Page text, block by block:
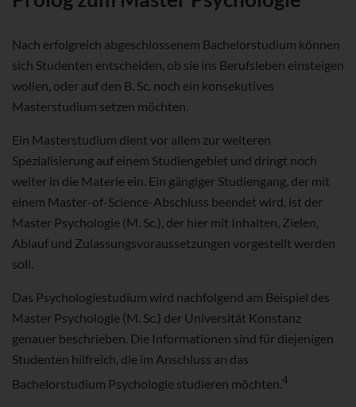
Nach erfolgreich abgeschlossenem Bachelorstudium können
sich Studenten entscheiden, ob sie ins Berufsleben einsteigen
wollen, oder auf den B. Sc. noch ein konsekutives
Masterstudium setzen möchten.
Ein Masterstudium dient vor allem zur weiteren
Spezialisierung auf einem Studiengebiet und dringt noch
weiter in die Materie ein. Ein gängiger Studiengang, der mit
einem Master-of-Science-Abschluss beendet wird, ist der
Master Psychologie (M. Sc.), der hier mit Inhalten, Zielen,
Ablauf und Zulassungsvoraussetzungen vorgestellt werden
soll.
Das Psychologiestudium wird nachfolgend am Beispiel des
Master Psychologie (M. Sc.) der Universität Konstanz
genauer beschrieben. Die Informationen sind für diejenigen
Studenten hilfreich, die im Anschluss an das
Bachelorstudium Psychologie studieren möchten.4